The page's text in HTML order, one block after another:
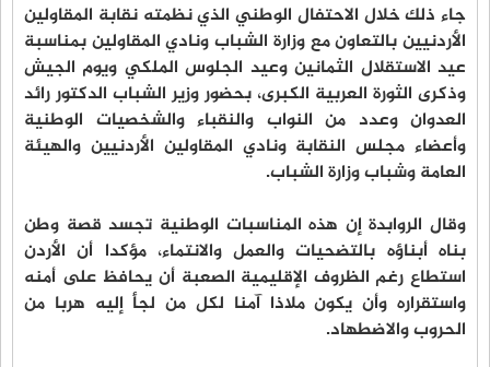
جاء ذلك خلال الاحتفال الوطني الذي نظمته نقابة المقاولين
الأردنيين بالتعاون مع وزارة الشباب ونادي المقاولين بمناسبة
عيد الاستقلال الثمانين وعيد الجلوس الملكي ويوم الجيش
وذكرى الثورة العربية الكبرى، بحضور وزير الشباب الدكتور رائد
العدوان وعدد من النواب والنقباء والشخصيات الوطنية
وأعضاء مجلس النقابة ونادي المقاولين الأردنيين والهيئة
العامة وشباب وزارة الشباب.
وقال الروابدة إن هذه المناسبات الوطنية تجسد قصة وطن
بناه أبناؤه بالتضحيات والعمل والانتماء، مؤكدا أن الأردن
استطاع رغم الظروف الإقليمية الصعبة أن يحافظ على أمنه
واستقراره وأن يكون ملاذا آمنا لكل من لجأ إليه هربا من
الحروب والاضطهاد.